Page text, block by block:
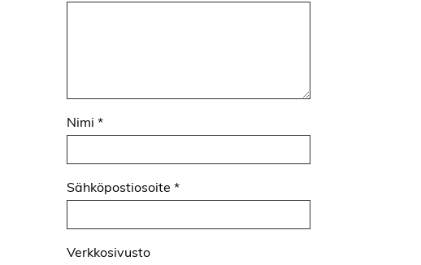
Nimi *
Sähköpostiosoite *
Verkkosivusto